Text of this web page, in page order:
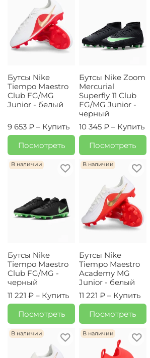
Бутсы Nike
Tiempo Maestro
Club FG/MG
Junior - белый
9 653 ₽ – Купить
Посмотреть
Бутсы Nike Zoom
Mercurial
Superfly 11 Club
FG/MG Junior -
черный
10 345 ₽ – Купить
Посмотреть
В наличии
Бутсы Nike
Tiempo Maestro
Club FG/MG -
черный
11 221 ₽ – Купить
Посмотреть
В наличии
Бутсы Nike
Tiempo Maestro
Academy MG
Junior - белый
11 221 ₽ – Купить
Посмотреть
В наличии В наличии